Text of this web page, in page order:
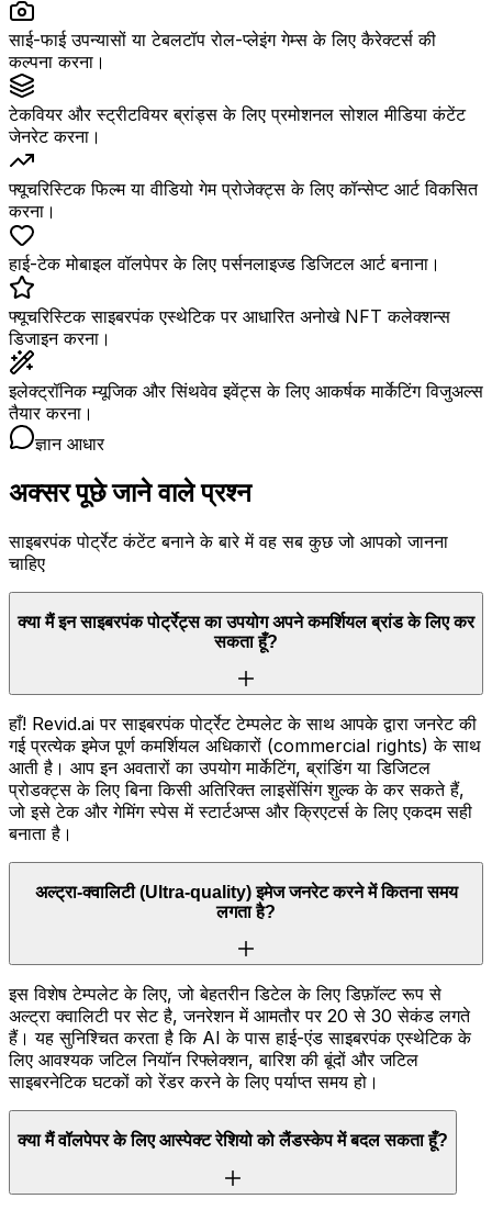
साई-फाई उपन्यासों या टेबलटॉप रोल-प्लेइंग गेम्स के लिए कैरेक्टर्स की
कल्पना करना।
टेकवियर और स्ट्रीटवियर ब्रांड्स के लिए प्रमोशनल सोशल मीडिया कंटेंट
जेनरेट करना।
फ्यूचरिस्टिक फिल्म या वीडियो गेम प्रोजेक्ट्स के लिए कॉन्सेप्ट आर्ट विकसित
करना।
हाई-टेक मोबाइल वॉलपेपर के लिए पर्सनलाइज्ड डिजिटल आर्ट बनाना।
फ्यूचरिस्टिक साइबरपंक एस्थेटिक पर आधारित अनोखे NFT कलेक्शन्स
डिजाइन करना।
इलेक्ट्रॉनिक म्यूजिक और सिंथवेव इवेंट्स के लिए आकर्षक मार्केटिंग विजुअल्स
तैयार करना।
ज्ञान आधार
अक्सर पूछे जाने वाले प्रश्न
साइबरपंक पोर्ट्रेट कंटेंट बनाने के बारे में वह सब कुछ जो आपको जानना
चाहिए
क्या मैं इन साइबरपंक पोर्ट्रेट्स का उपयोग अपने कमर्शियल ब्रांड के लिए कर
सकता हूँ?
हाँ! Revid.ai पर साइबरपंक पोर्ट्रेट टेम्पलेट के साथ आपके द्वारा जनरेट की
गई प्रत्येक इमेज पूर्ण कमर्शियल अधिकारों (commercial rights) के साथ
आती है। आप इन अवतारों का उपयोग मार्केटिंग, ब्रांडिंग या डिजिटल
प्रोडक्ट्स के लिए बिना किसी अतिरिक्त लाइसेंसिंग शुल्क के कर सकते हैं,
जो इसे टेक और गेमिंग स्पेस में स्टार्टअप्स और क्रिएटर्स के लिए एकदम सही
बनाता है।
अल्ट्रा-क्वालिटी (Ultra-quality) इमेज जनरेट करने में कितना समय
लगता है?
इस विशेष टेम्पलेट के लिए, जो बेहतरीन डिटेल के लिए डिफ़ॉल्ट रूप से
अल्ट्रा क्वालिटी पर सेट है, जनरेशन में आमतौर पर 20 से 30 सेकंड लगते
हैं। यह सुनिश्चित करता है कि AI के पास हाई-एंड साइबरपंक एस्थेटिक के
लिए आवश्यक जटिल नियॉन रिफ्लेक्शन, बारिश की बूंदों और जटिल
साइबरनेटिक घटकों को रेंडर करने के लिए पर्याप्त समय हो।
क्या मैं वॉलपेपर के लिए आस्पेक्ट रेशियो को लैंडस्केप में बदल सकता हूँ?